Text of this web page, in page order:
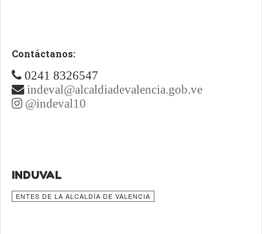
Contáctanos:
0241 8326547
indeval@alcaldiadevalencia.gob.ve
@indeval10
INDUVAL
ENTES DE LA ALCALDÍA DE VALENCIA